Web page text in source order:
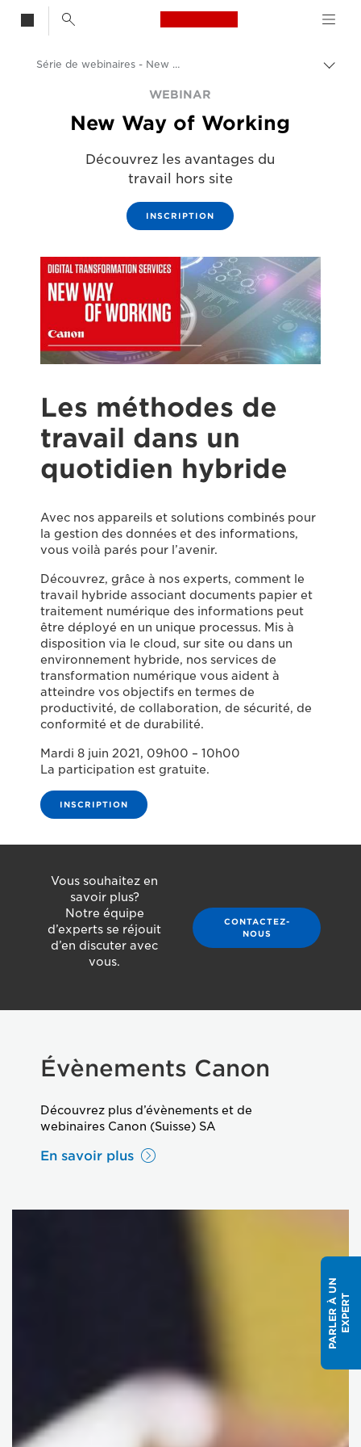
Canon Logo, back
Solutions et services
Evénements et témoignages
Webinaires professionnels Canon
Série de webinaires - New Way of Working
WEBINAR
New Way of Working
Découvrez les avantages du
travail hors site
INSCRIPTION
Les méthodes de
travail dans un
quotidien hybride
Avec nos appareils et solutions combinés pour
la gestion des données et des informations,
vous voilà parés pour l’avenir.
Découvrez, grâce à nos experts, comment le
travail hybride associant documents papier et
traitement numérique des informations peut
être déployé en un unique processus. Mis à
disposition via le cloud, sur site ou dans un
environnement hybride, nos services de
transformation numérique vous aident à
atteindre vos objectifs en termes de
productivité, de collaboration, de sécurité, de
conformité et de durabilité.
Mardi 8 juin 2021, 09h00 – 10h00
La participation est gratuite.
INSCRIPTION
Vous souhaitez en
savoir plus?
Notre équipe
d’experts se réjouit
d’en discuter avec
vous.
CONTACTEZ-
NOUS
Évènements Canon
Découvrez plus d’évènements et de
webinaires Canon (Suisse) SA
En savoir plus
P
A
R
L
E
R
À
U
N
E
X
P
E
RT